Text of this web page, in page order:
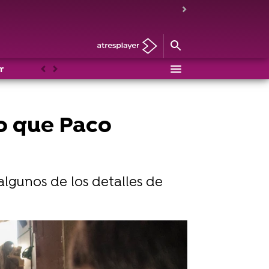
AnteriorSiguiente
que Paco
de los detalles de